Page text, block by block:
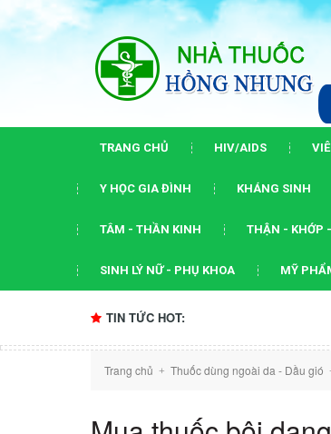
TRANG CHỦ HIV/AIDS
Y HỌC GIA ĐÌNH KHÁNG SINH
TÂM - THẦN KINH THẬN - KHỚP
SINH LÝ NỮ - PHỤ KHOA MỸ
TIN TỨC HOT:
Trang chủ + Thuốc dùng ngoài da - Dầu gió